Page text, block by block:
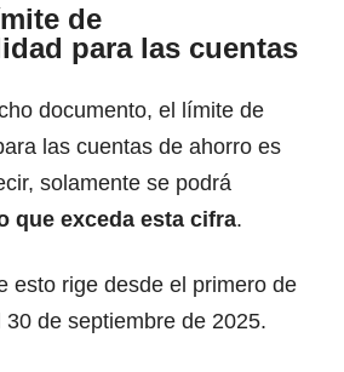
de
para las cuentas
documento, el límite de
las cuentas de ahorro es
solamente se podrá
que exceda esta cifra.
esto rige desde el primero de
de septiembre de 2025.